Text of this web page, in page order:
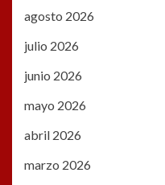
agosto 2026
julio 2026
junio 2026
mayo 2026
abril 2026
marzo 2026